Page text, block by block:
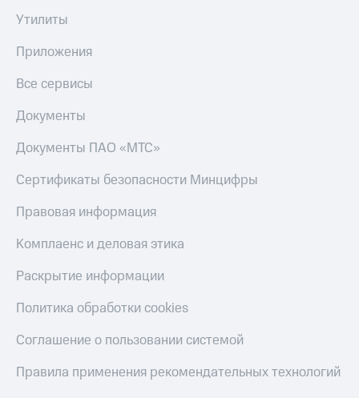
Утилиты
Приложения
Все сервисы
Документы
Документы ПАО «МТС»
Сертификаты безопасности Минцифры
Правовая информация
Комплаенс и деловая этика
Раскрытие информации
Политика обработки cookies
Соглашение о пользовании системой
Правила применения рекомендательных технологий